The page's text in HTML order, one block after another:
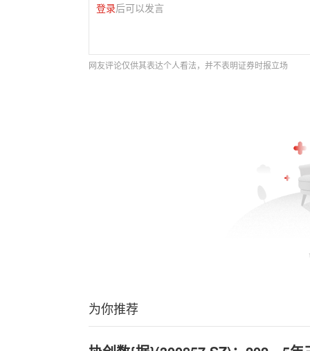
登录后可以发言
网友评论仅供其表达个人看法，并不表明证券时报立场
为你推荐